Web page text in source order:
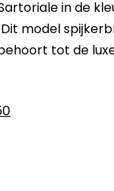
in de
model
tot de
Huidige